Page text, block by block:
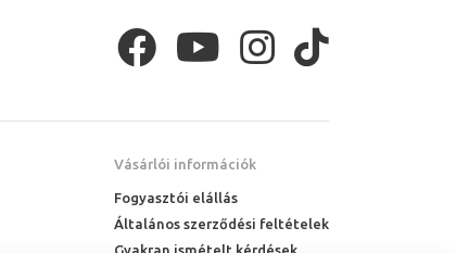
Vásárlói információk
Fogyasztói elállás
Általános szerződési feltételek
Gyakran ismételt kérdések